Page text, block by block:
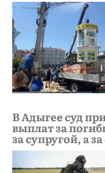
В Адыгее суд
выплат за
за супругой, а